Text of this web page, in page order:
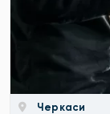
Черкаси